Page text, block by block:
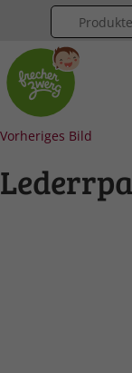
Vorheriges Bild